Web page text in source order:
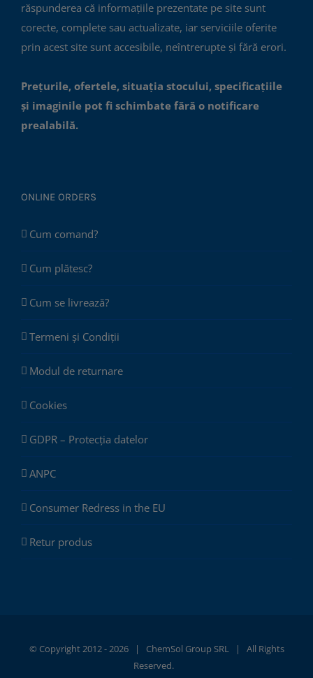
răspunderea că informațiile prezentate pe site sunt
corecte, complete sau actualizate, iar serviciile oferite
prin acest site sunt accesibile, neîntrerupte și fără erori.
Prețurile, ofertele, situația stocului, specificațiile
și imaginile pot fi schimbate fără o notificare
prealabilă.
ONLINE ORDERS
Cum comand?
Cum plătesc?
Cum se livrează?
Termeni și Condiții
Modul de returnare
Cookies
GDPR – Protecția datelor
ANPC
Consumer Redress in the EU
Retur produs
© Copyright 2012 -2026 | ChemSol Group SRL| All Rights
Reserved.